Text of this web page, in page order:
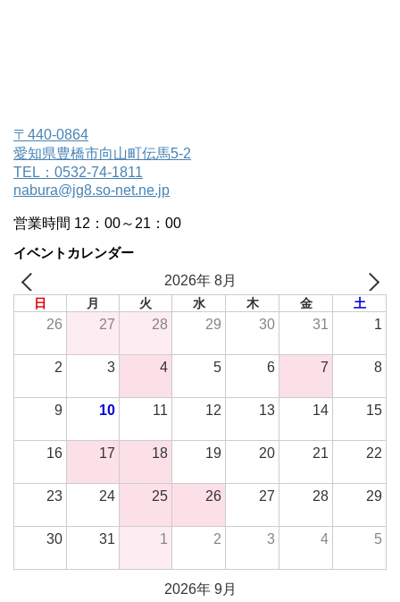
〒440-0864
愛知県豊橋市向山町伝馬5-2
TEL：0532-74-1811
nabura@jg8.so-net.ne.jp
営業時間 12：00～21：00
イベントカレンダー
2026年 8月
日 月 火 水 木 金 土
26 27 28 29 30 31 1
2 3 4 5 6 7 8
9 10 11 12 13 14 15
16 17 18 19 20 21 22
23 24 25 26 27 28 29
30 31 1 2 3 4 5
2026年 9月